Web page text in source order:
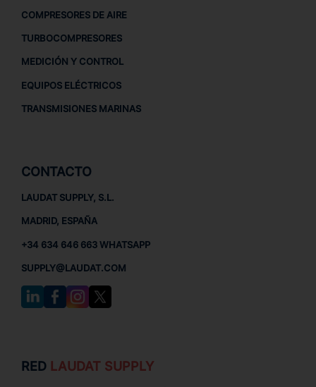
COMPRESORES DE AIRE
TURBOCOMPRESORES
MEDICIÓN Y CONTROL
EQUIPOS ELÉCTRICOS
TRANSMISIONES MARINAS
CONTACTO
LAUDAT SUPPLY, S.L.
MADRID, ESPAÑA
+34 634 646 663 WHATSAPP
SUPPLY@LAUDAT.COM
RED LAUDAT SUPPLY